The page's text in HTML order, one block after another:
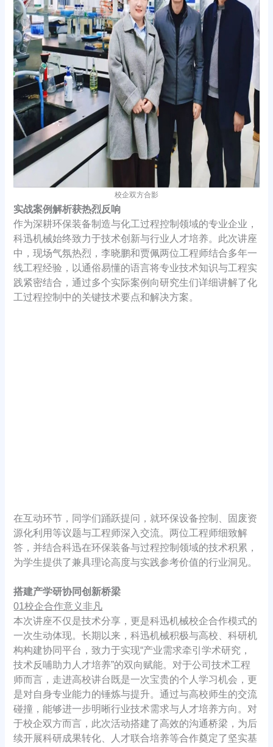
校企双方合影
实战案例解析获热烈反响
作为深耕环保装备制造与化工过程控制领域的专业企业，
科迅机械始终致力于技术创新与行业人才培养。此次讲座
中，现场气氛热烈，李晓鹏和贾佩两位工程师结合多年一
线工程经验，以通俗易懂的语言将专业技术知识与工程实
践紧密结合，通过多个实际案例向研究生们详细讲解了化
工过程控制中的关键技术要点和解决方案。
在互动环节，同学们踊跃提问，就环保设备控制、固废资
源化利用等议题与工程师深入交流。两位工程师细致解
答，并结合科迅在环保装备与过程控制领域的技术积累，
为学生提供了兼具理论高度与实践参考价值的行业洞见。
搭建产学研协同创新桥梁
01校企合作意义非凡
本次讲座不仅是技术分享，更是科迅机械校企合作模式的
一次生动体现。长期以来，科迅机械积极与高校、科研机
构构建协同平台，致力于实现“产业需求牵引学术研究，
技术反哺助力人才培养”的双向赋能。对于公司技术工程
师而言，走进高校讲台既是一次宝贵的个人学习机会，更
是对自身专业能力的锤炼与提升。通过与高校师生的交流
碰撞，能够进一步明晰行业技术需求与人才培养方向。对
于校企双方而言，此次活动搭建了高效的沟通桥梁，为后
续开展科研成果转化、人才联合培养等合作奠定了坚实基